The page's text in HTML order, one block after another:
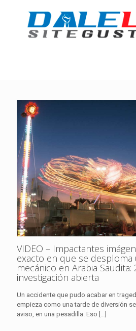
VIDEO – Impactantes
exacto en que se desploma
mecánico en Arabia
investigación abierta
Un accidente que pudo acabar en
empieza como una tarde de diversión
aviso, en una pesadilla. Eso […]